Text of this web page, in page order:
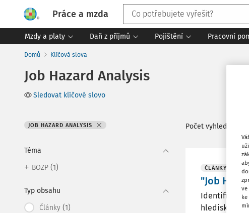
Práce a mzda
Mzdy a platy Daň z příjmů Pojištění Pracovní
Domů Klíčová slova
Job Hazard Analysis
Sledovat klíčové slovo
JOB HAZARD ANALYSIS
Téma
BOZP (1)
Typ obsahu
Články (1)
Počet vyhledaných
ČLÁNKY
"Job
hlediska
ve